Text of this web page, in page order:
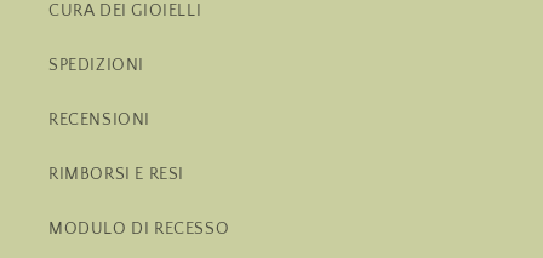
CURA DEI GIOIELLI
SPEDIZIONI
RECENSIONI
RIMBORSI E RESI
MODULO DI RECESSO